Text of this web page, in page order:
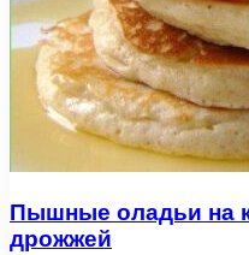
Пышные оладьи на
дрожжей